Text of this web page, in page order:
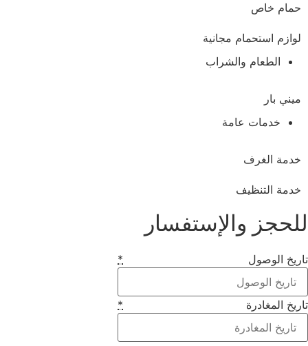
حمام خاص
لوازم استحمام مجانية
الطعام والشراب
ميني بار
خدمات عامة
خدمة الغرف
خدمة التنظيف
والإستفسار
الوصول
المغادرة